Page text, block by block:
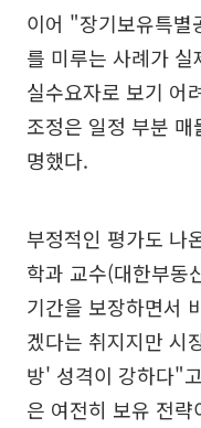
이어 "장기보유특별
를 미루는 사례가
실수요자로 보기 어
조정은 일정 부분
명했다.
부정적인 평가도 나
학과 교수(대한부동
기간을 보장하면서
겠다는 취지지만 시
방' 성격이 강하다"
은 여전히 보유 전